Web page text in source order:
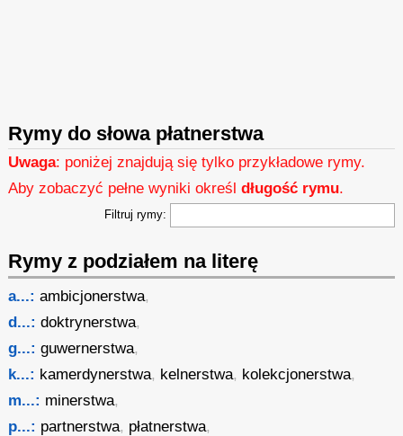
Rymy do słowa płatnerstwa
Uwaga: poniżej znajdują się tylko przykładowe rymy.
Aby zobaczyć pełne wyniki określdługość rymu.
Filtruj rymy:
Rymy z podziałem na literę
a...: ambicjonerstwa,
d...: doktrynerstwa,
g...: guwernerstwa,
k...: kamerdynerstwa, kelnerstwa, kolekcjonerstwa,
m...: minerstwa,
p...: partnerstwa, płatnerstwa,